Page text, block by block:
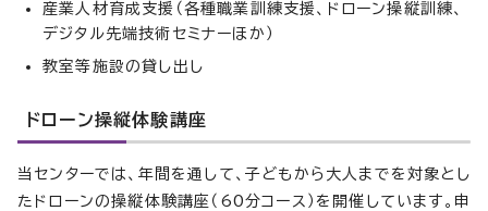
産業人材育成支援（各種職業訓練支援、ドローン操縦訓練、
デジタル先端技術セミナーほか）
教室等施設の貸し出し
ドローン操縦体験講座
当センターでは、年間を通して、子どもから大人までを対象とし
たドローンの操縦体験講座（60分コース）を開催しています。申